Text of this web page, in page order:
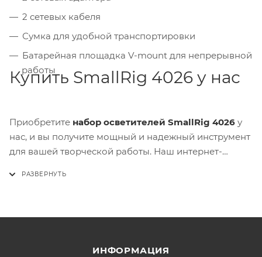
2 сетевых кабеля
Сумка для удобной транспортировки
Батарейная площадка V-mount для непрерывной
работы
Купить SmallRig 4026 у нас
Приобретите набор осветителей SmallRig 4026 у
нас, и вы получите мощный и надежный инструмент
для вашей творческой работы. Наш интернет-
ИНФОРМАЦИЯ